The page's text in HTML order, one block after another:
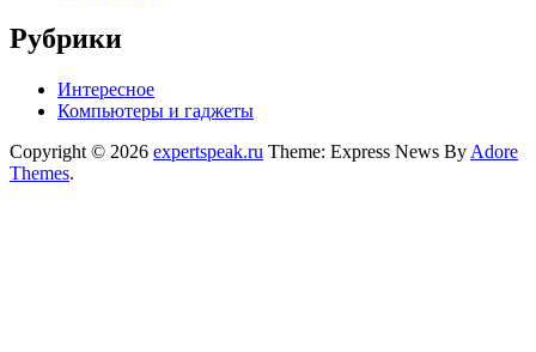
Рубрики
Интересное
Компьютеры и гаджеты
Copyright © 2026 expertspeak.ru Theme: Express News By Adore
Themes.